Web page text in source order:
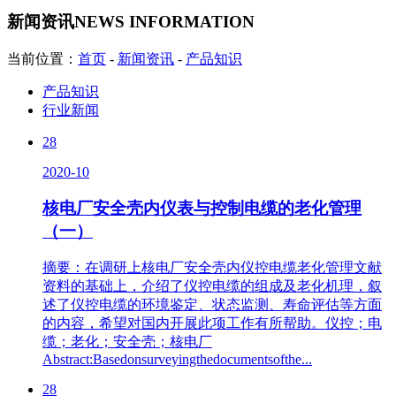
新闻资讯NEWS INFORMATION
当前位置： 首页 - 新闻资讯 - 产品知识
产品知识
行业新闻
28
2020-10
核电厂安全壳内仪表与控制电缆的老化管理
（一）
摘要：在调研上核电厂安全壳内仪控电缆老化管理文献
资料的基础上，介绍了仪控电缆的组成及老化机理，叙
述了仪控电缆的环境鉴定、状态监测、寿命评估等方面
的内容，希望对国内开展此项工作有所帮助。仪控；电
缆；老化；安全壳；核电厂
Abstract:Basedonsurveyingthedocumentsofthe...
28